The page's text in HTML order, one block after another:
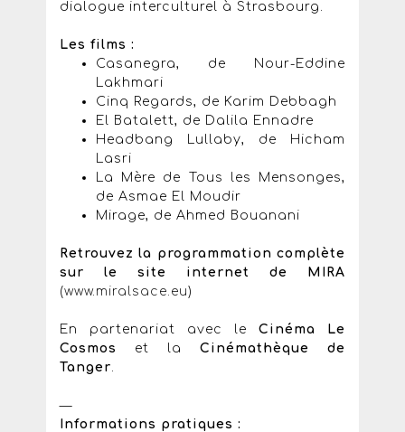
dialogue interculturel à Strasbourg.
Les films :
Casanegra, de Nour-Eddine
Lakhmari
Cinq Regards, de Karim Debbagh
El Batalett, de Dalila Ennadre
Headbang Lullaby, de Hicham
Lasri
La Mère de Tous les Mensonges,
de Asmae El Moudir
Mirage, de Ahmed Bouanani
Retrouvez la programmation complète
sur le site internet de MIRA
(www.miralsace.eu)
En partenariat avec leCinéma Le
Cosmos
et laCinémathèque de
Tanger
—
Informations pratiques :